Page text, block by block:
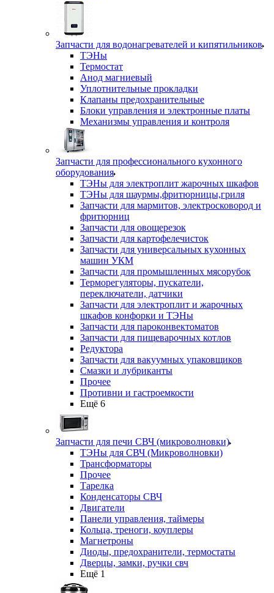
Запчасти для водонагревателей и кипятильников
ТЭНы
Термостат
Анод магниевый
Уплотнительные прокладки
Клапаны предохранительные
Блоки управления и электронные платы
Механизмы управления и контроля
Запчасти для профессионального кухонного
оборудования
ТЭНы для электроплит жарочных шкафов
ТЭНы для шаурмы,фритюрницы,гриля
Запчасти для мармитов, электросковород и
фритюрниц
Запчасти для овощерезок
Запчасти для картофелечисток
Запчасти для универсальных кухонных
машин УКМ
Запчасти для промышленных мясорубок
Терморегуляторы, пускатели,
переключатели, датчики
Запчасти для электроплит и жарочных
шкафов конфорки и ТЭНы
Запчасти для пароконвектоматов
Запчасти для пищеварочных котлов
Редуктора
Запчасти для вакуумных упаковщиков
Смазки и лубриканты
Прочее
Противни и гастроемкости
Ещё 6
Запчасти для печи СВЧ (микроволновки)
ТЭНы для СВЧ (Микроволновки)
Трансформаторы
Прочее
Тарелка
Конденсаторы СВЧ
Двигатели
Панели управления, таймеры
Кольца, треноги, коуплеры
Магнетроны
Диоды, предохранители, термостаты
Дверцы, замки, ручки свч
Ещё 1